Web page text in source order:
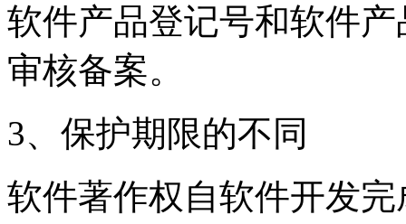
软件产品登记号和软件
审核备案。
3、保护期限的不同
软件著作权自软件开发